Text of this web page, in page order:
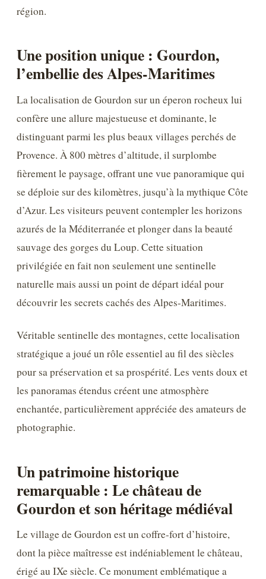
région.
Une position unique : Gourdon,
l’embellie des Alpes-Maritimes
La localisation de Gourdon sur un éperon rocheux lui
confère une allure majestueuse et dominante, le
distinguant parmi les plus beaux villages perchés de
Provence. À 800 mètres d’altitude, il surplombe
fièrement le paysage, offrant une vue panoramique qui
se déploie sur des kilomètres, jusqu’à la mythique Côte
d’Azur. Les visiteurs peuvent contempler les horizons
azurés de la Méditerranée et plonger dans la beauté
sauvage des gorges du Loup. Cette situation
privilégiée en fait non seulement une sentinelle
naturelle mais aussi un point de départ idéal pour
découvrir les secrets cachés des Alpes-Maritimes.
Véritable sentinelle des montagnes, cette localisation
stratégique a joué un rôle essentiel au fil des siècles
pour sa préservation et sa prospérité. Les vents doux et
les panoramas étendus créent une atmosphère
enchantée, particulièrement appréciée des amateurs de
photographie.
Un patrimoine historique
remarquable : Le château de
Gourdon et son héritage médiéval
Le village de Gourdon est un coffre-fort d’histoire,
dont la pièce maîtresse est indéniablement le château,
érigé au IXe siècle. Ce monument emblématique a